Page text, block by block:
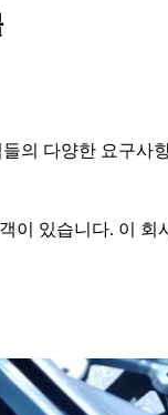
의 다양한 요구
이 있습니다. 이